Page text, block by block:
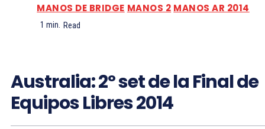
MANOS DE BRIDGE MANOS 2 MANOS AR 2014
1 min. Read
Australia: 2º set de la Final de
Equipos Libres 2014